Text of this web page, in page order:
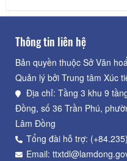
Thông tin liên hệ
Bản quyền thuộc Sở Văn
Quản lý bởi Trung tâm Xúc
Địa chỉ: Tầng 3 khu 9
Đồng, số 36 Trần Phú,
Lâm Đồng
Tổng đài hỗ trợ:
Email: